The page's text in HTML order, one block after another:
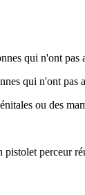
qui n'ont pas
qui n'ont
ou des
perceur